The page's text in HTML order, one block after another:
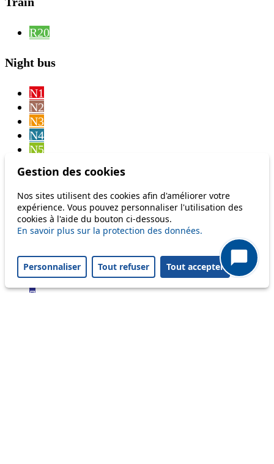
Gestion des cookies
Nos sites utilisent des cookies afin d'améliorer votre
expérience. Vous pouvez personnaliser l'utilisation des
cookies à l'aide du bouton ci-dessous.
En savoir plus sur la protection des données.
Personnaliser Tout refuser Tout accepter
R20
Night bus
N1
N2
N3
N4
N5
Bus
1
2
4
6
7